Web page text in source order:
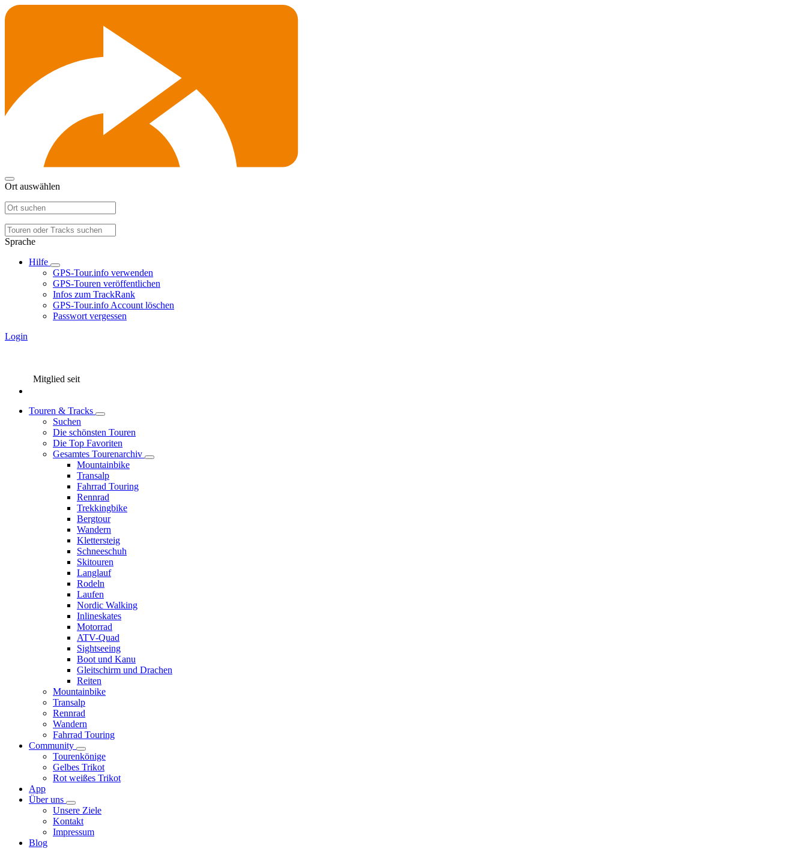
Ort auswählen
Sprache
Hilfe
GPS-Tour.info verwenden
GPS-Touren veröffentlichen
Infos zum TrackRank
GPS-Tour.info Account löschen
Passwort vergessen
Login
Mitglied seit
Touren & Tracks
Suchen
Die schönsten Touren
Die Top Favoriten
Gesamtes Tourenarchiv
Mountainbike
Transalp
Fahrrad Touring
Rennrad
Trekkingbike
Bergtour
Wandern
Klettersteig
Schneeschuh
Skitouren
Langlauf
Rodeln
Laufen
Nordic Walking
Inlineskates
Motorrad
ATV-Quad
Sightseeing
Boot und Kanu
Gleitschirm und Drachen
Reiten
Mountainbike
Transalp
Rennrad
Wandern
Fahrrad Touring
Community
Tourenkönige
Gelbes Trikot
Rot weißes Trikot
App
Über uns
Unsere Ziele
Kontakt
Impressum
Blog